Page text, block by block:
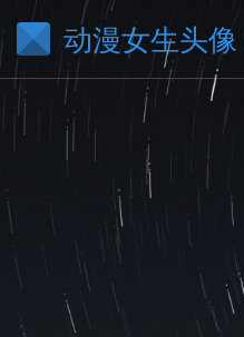
动漫女生头像